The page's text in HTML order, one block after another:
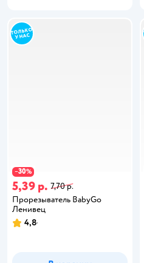
−30%
5,39 р. 7,70 р.
Прорезыватель BabyGo
Ленивец
4,8